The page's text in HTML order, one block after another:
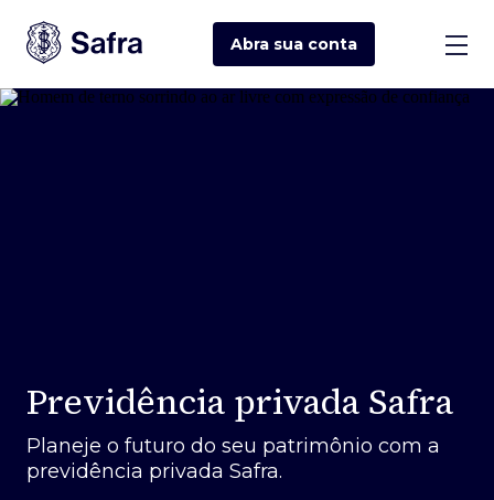
Abra sua conta
Previdência privada Safra
Planeje o futuro do seu patrimônio com a
previdência privada Safra.